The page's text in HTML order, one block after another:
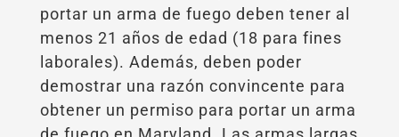
portar un arma de fuego deben tener al
menos 21 años de edad (18 para fines
laborales). Además, deben poder
demostrar una razón convincente para
obtener un permiso para portar un arma